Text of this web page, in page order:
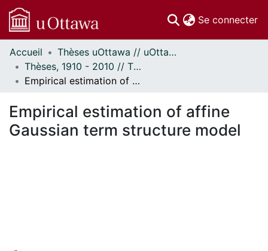
Se connecter
Communautés
et collections
Parcourir
À propos
Accueil
Thèses uOttawa // uOttawa Theses
Thèses, 1910 - 2010 // Theses, 1910 - 2010
Empirical estimation of affine Gaussian term structure model
Empirical estimation of affine
Gaussian term structure model